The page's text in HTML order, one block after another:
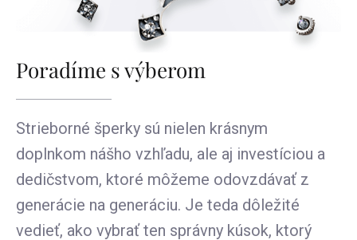
Poradíme s výberom
Strieborné šperky sú nielen krásnym
doplnkom nášho vzhľadu, ale aj investíciou a
dedičstvom, ktoré môžeme odovzdávať z
generácie na generáciu. Je teda dôležité
vedieť, ako vybrať ten správny kúsok, ktorý